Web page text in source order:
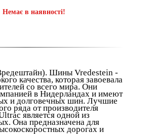
Немає в наявності!
Шины Vredestein -
качества, которая завоевала
со всего мира. Они
в Нидерландах и имеют
и долговечных шин. Лучшие
ряда от производителя
является одной из
Она предназначена для
дорогах и